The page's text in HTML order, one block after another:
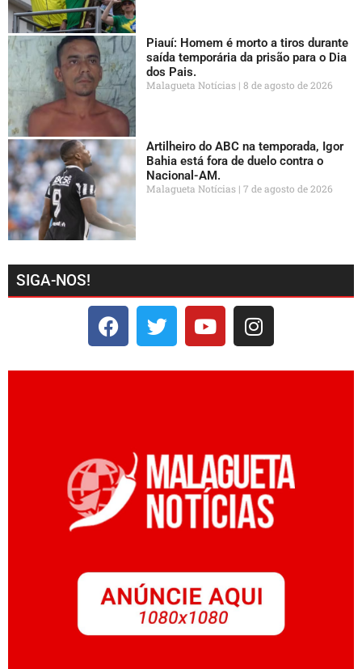
Piauí: Homem é morto a tiros durante
saída temporária da prisão para o Dia
dos Pais.
Malagueta Notícias 8 de agosto de 2026
Artilheiro do ABC na temporada, Igor
Bahia está fora de duelo contra o
Nacional-AM.
Malagueta Notícias 7 de agosto de 2026
SIGA-NOS!